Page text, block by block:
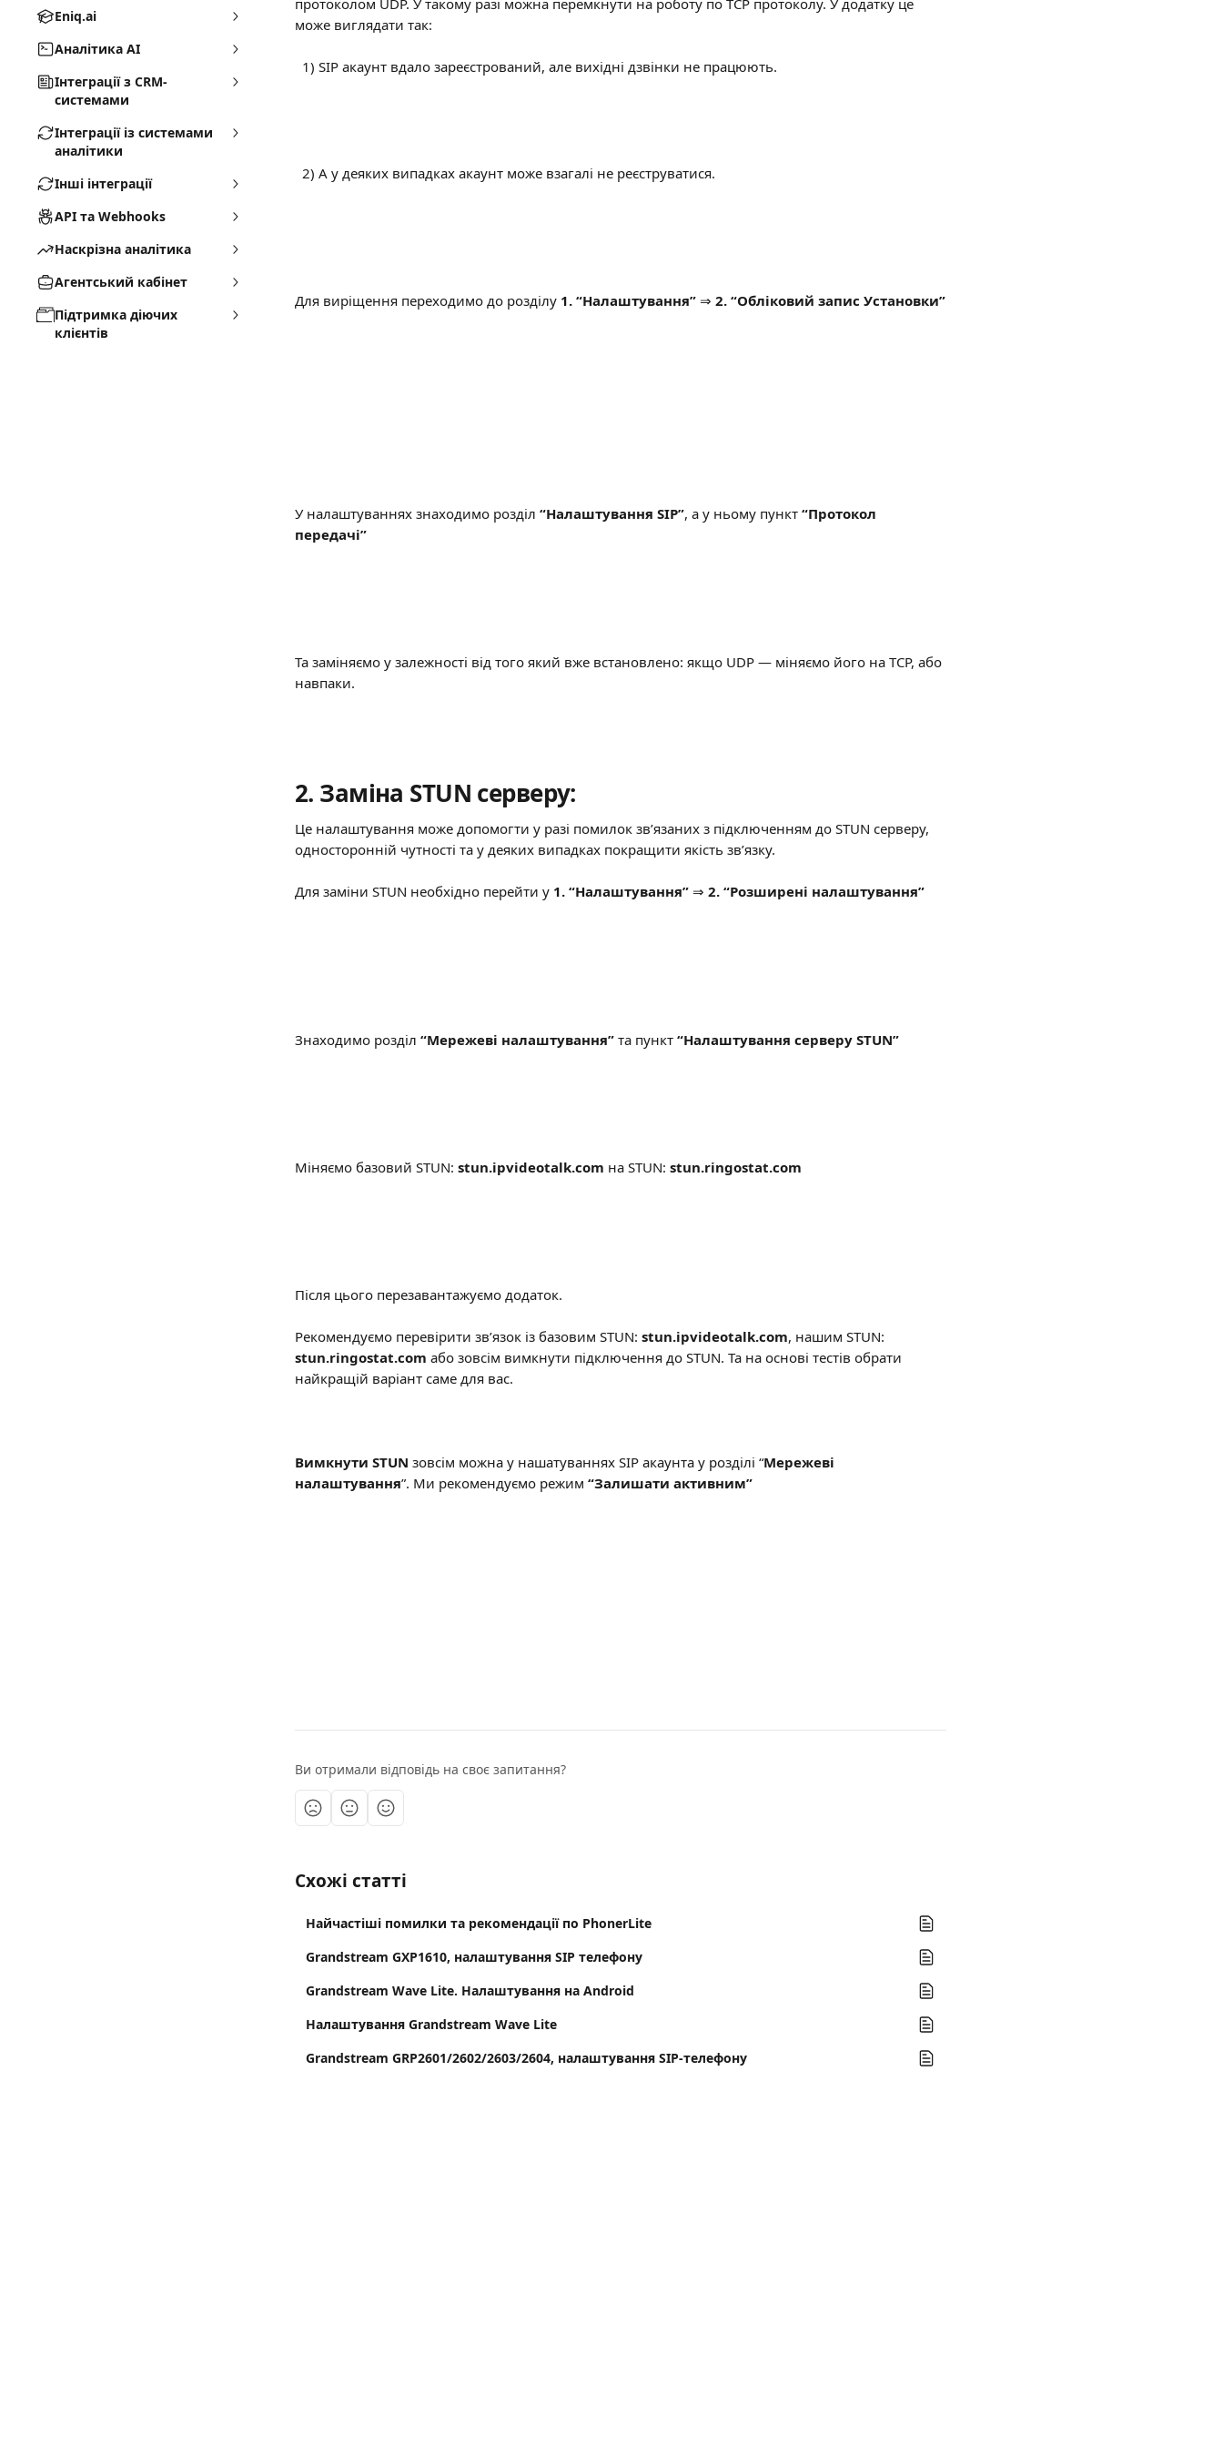
Eniq.ai
Аналітика AI
Інтеграції з CRM-
системами
Інтеграції із системами
аналітики
Інші інтеграції
API та Webhooks
Наскрізна аналітика
Агентський кабінет
Підтримка діючих
клієнтів
протоколом UDP. У такому разі можна перемкнути на роботу по ТСР протоколу. У додатку це
може виглядати так:
  1) SIP акаунт вдало зареєстрований, але вихідні дзвінки не працюють.
  2) А у деяких випадках акаунт може взагалі не реєструватися.
Для виріщення переходимо до розділу 1. “Налаштування” ⇒ 2. “Обліковий запис Установки”
У налаштуваннях знаходимо розділ “Налаштування SIP”, а у ньому пункт “Протокол
передачі”
Та заміняємо у залежності від того який вже встановлено: якщо UDP — міняємо його на TCP, або
навпаки.
2. Заміна STUN серверу:
Це налаштування може допомогти у разі помилок зв’язаних з підключенням до STUN серверу,
односторонній чутності та у деяких випадках покращити якість зв’язку.
Для заміни STUN необхідно перейти у 1. “Налаштування” ⇒ 2. “Розширені налаштування”
Знаходимо розділ “Мережеві налаштування” та пункт “Налаштування серверу STUN”
Міняємо базовий STUN: stun.ipvideotalk.com на STUN: stun.ringostat.com
Після цього перезавантажуємо додаток.
Рекомендуємо перевірити зв’язок із базовим STUN: stun.ipvideotalk.com, нашим STUN:
stun.ringostat.com або зовсім вимкнути підключення до STUN. Та на основі тестів обрати
найкращій варіант саме для вас.
Вимкнути STUN зовсім можна у нашатуваннях SIP акаунта у розділі “Мережеві
налаштування”. Ми рекомендуємо режим “Залишати активним”
Ви отримали відповідь на своє запитання?
Схожі статті
Найчастіші помилки та рекомендації по PhonerLite
Grandstream GXP1610, налаштування SIP телефону
Grandstream Wave Lite. Налаштування на Android
Налаштування Grandstream Wave Lite
Grandstream GRP2601/2602/2603/2604, налаштування SIP-телефону